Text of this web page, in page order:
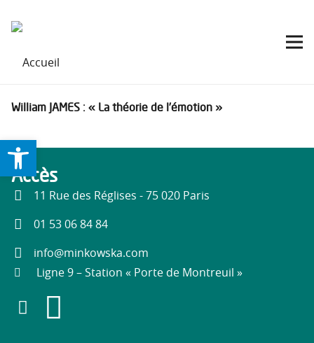
Ouvrir la barre d’outils
William JAMES : « La théorie de l’émotion »
Accès
11 Rue des Réglises - 75 020 Paris
01 53 06 84 84
info@minkowska.com
Ligne 9 – Station « Porte de Montreuil »